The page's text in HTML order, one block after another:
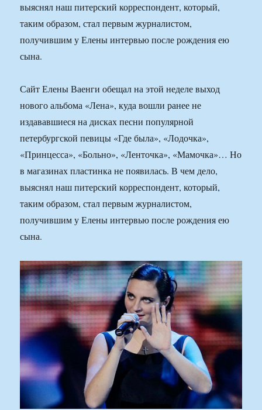
выяснял наш питерский корреспондент, который,
таким образом, стал первым журналистом,
получившим у Елены интервью после рождения ею
сына.
Сайт Елены Ваенги обещал на этой неделе выход
нового альбома «Лена», куда вошли ранее не
издававшиеся на дисках песни популярной
петербургской певицы «Где была», «Лодочка»,
«Принцесса», «Больно», «Ленточка», «Мамочка»… Но
в магазинах пластинка не появилась. В чем дело,
выяснял наш питерский корреспондент, который,
таким образом, стал первым журналистом,
получившим у Елены интервью после рождения ею
сына.